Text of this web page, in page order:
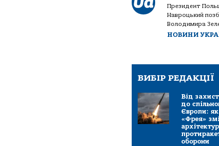
Президент
Навроцький
Володимира
НОВИНИ
ВИБІР РЕДАКЦІЇ
Від
до
Європи:
«Фрея»
оборони